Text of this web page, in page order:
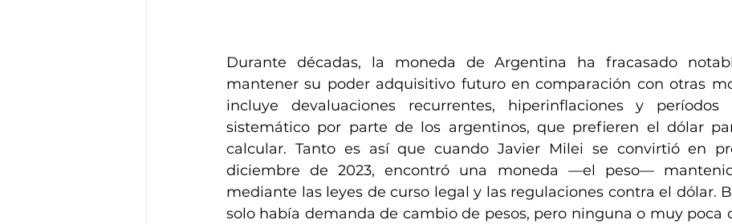
Durante décadas, la moneda de Argentina ha fracasado
mantener su poder adquisitivo futuro en comparación con otras
incluye devaluaciones recurrentes, hiperinflaciones y períodos
sistemático por parte de los argentinos, que prefieren el dólar
calcular. Tanto es así que cuando Javier Milei se convirtió en
diciembre de 2023, encontró una moneda —el peso—
mediante las leyes de curso legal y las regulaciones contra el dólar.
solo había demanda de cambio de pesos, pero ninguna o muy poca